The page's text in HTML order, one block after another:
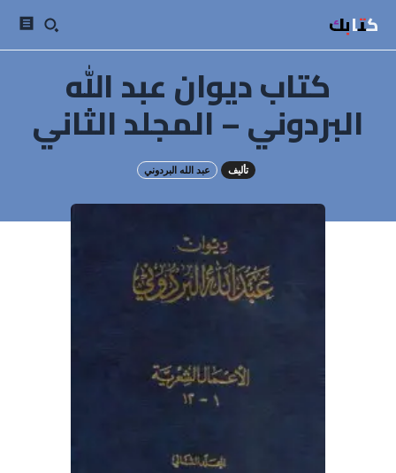
كتابك
كتاب ديوان عبد الله
البردوني – المجلد الثاني
تأليف عبد الله البردوني